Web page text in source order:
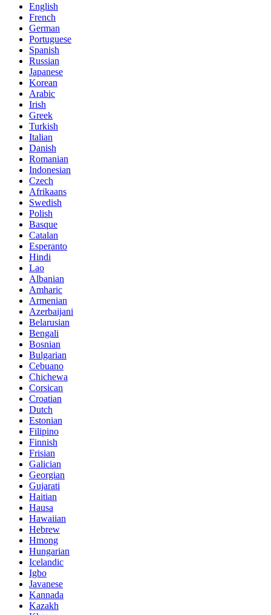
English
French
German
Portuguese
Spanish
Russian
Japanese
Korean
Arabic
Irish
Greek
Turkish
Italian
Danish
Romanian
Indonesian
Czech
Afrikaans
Swedish
Polish
Basque
Catalan
Esperanto
Hindi
Lao
Albanian
Amharic
Armenian
Azerbaijani
Belarusian
Bengali
Bosnian
Bulgarian
Cebuano
Chichewa
Corsican
Croatian
Dutch
Estonian
Filipino
Finnish
Frisian
Galician
Georgian
Gujarati
Haitian
Hausa
Hawaiian
Hebrew
Hmong
Hungarian
Icelandic
Igbo
Javanese
Kannada
Kazakh